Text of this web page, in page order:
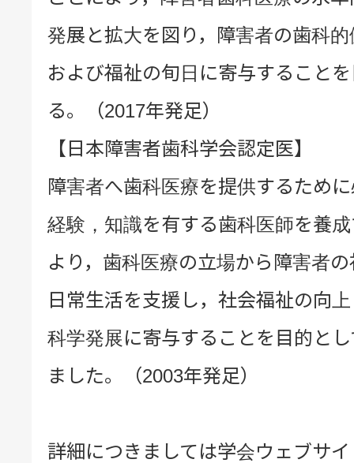
発展と拡大を図り，障害者の歯科
および福祉の旬日に寄与すること
る。（2017年発足）
【日本障害者歯科学会認定医】
障害者へ歯科医療を提供するため
経験，知識を有する歯科医師を養
より，歯科医療の立場から障害者
日常生活を支援し，社会福祉の向
科学発展に寄与することを目的と
ました。（2003年発足）
詳細につきましては学会ウェブサ